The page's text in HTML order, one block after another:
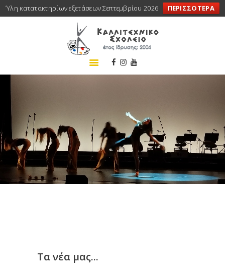
Ύλη κατατακτηρίων εξετάσεων Σεπτεμβρίου 2026 ΠΕΡΙΣΣΟΤΕΡΑ
ΑΡΧΙΚΗ
ΔΡΑΣΕΙΣ
ΜΕΤΑΚΙΝΗΣΕΙΣ
ΕΠΙΚΟΙΝΩΝΙΑ
Τα νέα μας...